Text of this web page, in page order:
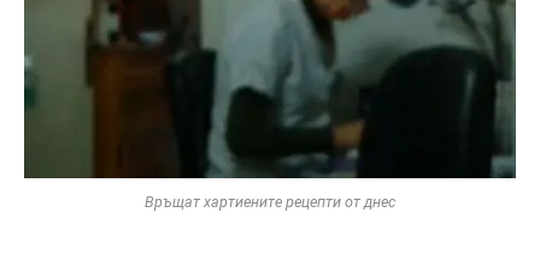
Връщат хартиените рецепти от днес